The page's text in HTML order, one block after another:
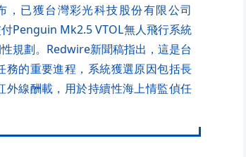
已獲台灣彩光科技股份有限公司
Penguin Mk2.5 VTOL無人飛行系統
規劃。Redwire新聞稿指出，這是台
的重要進程，系統獲選原因包括長
線酬載，用於持續性海上情監偵任